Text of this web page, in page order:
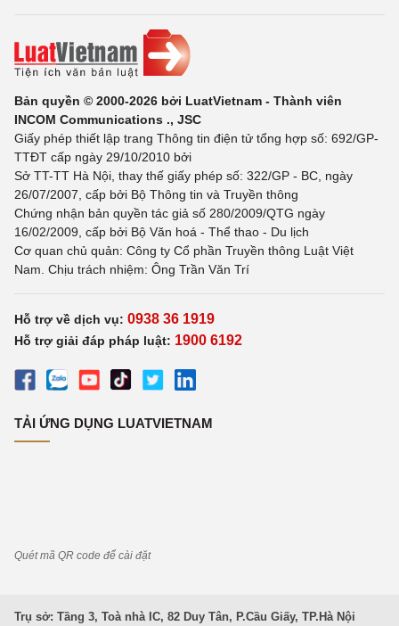
Bản quyền © 2000-2026 bởi LuatVietnam - Thành viên
INCOM Communications ., JSC
Giấy phép thiết lập trang Thông tin điện tử tổng hợp số: 692/GP-
TTĐT cấp ngày 29/10/2010 bởi
Sở TT-TT Hà Nội, thay thế giấy phép số: 322/GP - BC, ngày
26/07/2007, cấp bởi Bộ Thông tin và Truyền thông
Chứng nhận bản quyền tác giả số 280/2009/QTG ngày
16/02/2009, cấp bởi Bộ Văn hoá - Thể thao - Du lịch
Cơ quan chủ quản: Công ty Cổ phần Truyền thông Luật Việt
Nam. Chịu trách nhiệm: Ông Trần Văn Trí
Hỗ trợ về dịch vụ: 0938 36 1919
Hỗ trợ giải đáp pháp luật: 1900 6192
TẢI ỨNG DỤNG LUATVIETNAM
Quét mã QR code để cài đặt
Trụ sở: Tầng 3, Toà nhà IC, 82 Duy Tân, P.Cầu Giấy, TP.Hà Nội